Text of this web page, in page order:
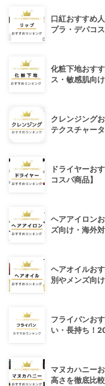
口紅おすすめ
プラ・デパコ
化粧下地おす
ス・敏感肌向
クレンジング
テクスチャー
ドライヤーお
コスパ商品】
ヘアアイロン
ズ向け・海外
ヘアオイルお
別やメンズ向け
フライパンお
い・長持ち！
マヌカハニー
高さを徹底比